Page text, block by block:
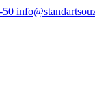
50